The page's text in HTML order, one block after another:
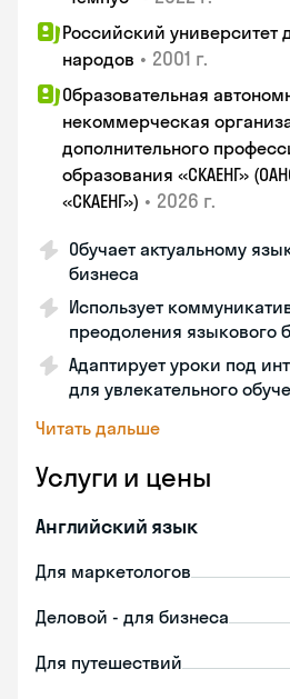
Российский университет
народов • 2001 г.
Образовательная
некоммерческая
дополнительного
образования «СКАЕНГ»
«СКАЕНГ») • 2026 г.
Обучает актуальному
бизнеса
Использует
преодоления языкового
Адаптирует уроки под
для увлекательного
Читать дальше
Услуги и цены
Английский язык
Для маркетологов
Деловой - для бизнеса
Для путешествий